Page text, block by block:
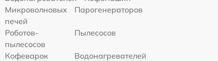
Микроволновых
печей
Парогенераторов
Роботов-
пылесосов
Пылесосов
Кофеварок
Водонагревателей